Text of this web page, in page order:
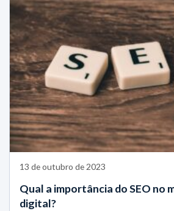
13 de outubro de 2023
Qual a importância do SEO no
digital?